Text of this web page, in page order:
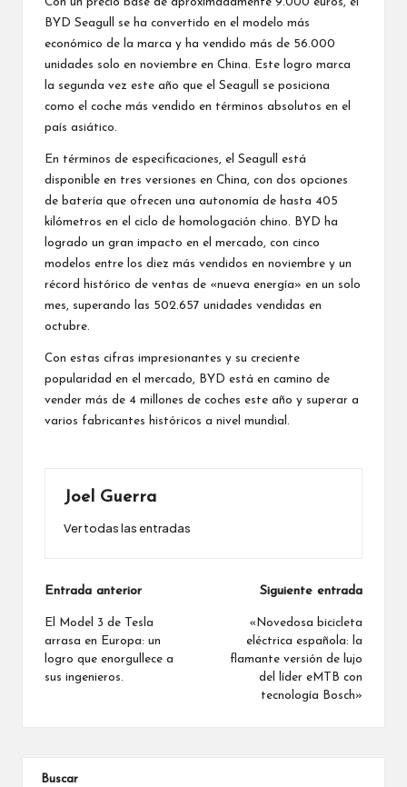
BYD Seagull se ha convertido en el modelo más
económico de la marca y ha vendido más de 56.000
unidades solo en noviembre en China. Este logro marca
la segunda vez este año que el Seagull se posiciona
como el coche más vendido en términos absolutos en el
país asiático.
En términos de especificaciones, el Seagull está
disponible en tres versiones en China, con dos opciones
de batería que ofrecen una autonomía de hasta 405
kilómetros en el ciclo de homologación chino. BYD ha
logrado un gran impacto en el mercado, con cinco
modelos entre los diez más vendidos en noviembre y un
récord histórico de ventas de «nueva energía» en un solo
mes, superando las 502.657 unidades vendidas en
octubre.
Con estas cifras impresionantes y su creciente
popularidad en el mercado, BYD está en camino de
vender más de 4 millones de coches este año y superar a
varios fabricantes históricos a nivel mundial.
Joel Guerra
Ver todas las entradas
Navegación
de
entradas
Entrada anterior
El Model 3 de Tesla
arrasa en Europa: un
logro que enorgullece a
sus ingenieros.
Siguiente entrada
«Novedosa bicicleta
eléctrica española: la
flamante versión de lujo
del líder eMTB con
tecnología Bosch»
Buscar